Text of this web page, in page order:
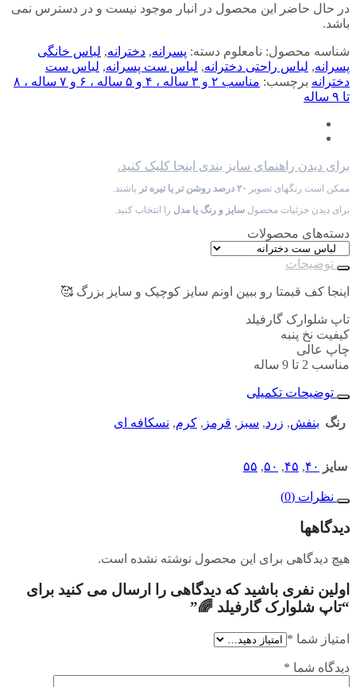
در حال حاضر این محصول در انبار موجود نیست و در دسترس نمی
باشد.
شناسه محصول: نامعلوم دسته: پسرانه, دخترانه, لباس خانگی
پسرانه, لباس راحتی دخترانه, لباس ست پسرانه, لباس ست
دخترانه برچسب:
مناسب ۲ و ۳ ساله ، ۴ و ۵ ساله ، ۶ و ۷ ساله ، ۸
تا ۹ ساله
برای دیدن راهنمای سایز بندی اینجا کلیک کنید.
ممکن است رنگهای تصویر ۲۰ درصد روشن تر یا تیره تر
باشند.
برای دیدن جزئیات محصول سایز و رنگ یا مدل را انتخاب کنید.
دسته‌های محصولات
توضیحات
اینجا کف قبمتا رو ببین اونم سایز کوچیک و سایز بزرگ 🥰
تاپ شلوارک گارفیلد
کیفیت نخ پنبه
چاپ عالی
مناسب 2 تا 9 ساله
توضیحات تکمیلی
رنگ بنفش, زرد, سبز , قرمز , کرم, نسکافه ای
سایز ۴۰, ۴۵, ۵۰, ۵۵
نظرات (0)
دیدگاهها
هیچ دیدگاهی برای این محصول نوشته نشده است.
اولین نفری باشید که دیدگاهی را ارسال می کنید برای
“تاپ شلوارک گارفیلد 🌈”
امتیاز شما *
دیدگاه شما *